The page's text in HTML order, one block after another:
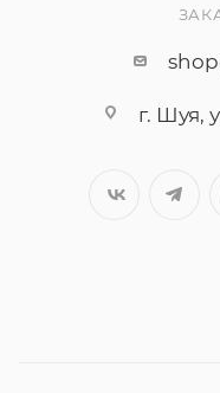
г. Шуя,